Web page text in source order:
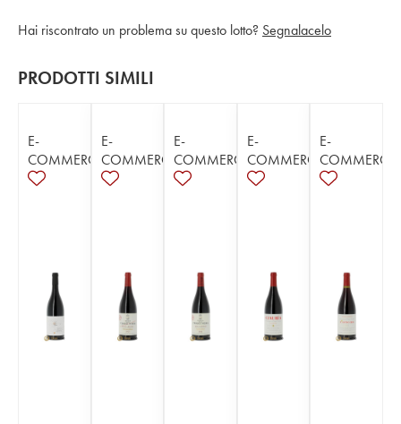
Hai riscontrato un problema su questo lotto? Segnalacelo
PRODOTTI SIMILI
E-
COMMERCE
E-
COMMERCE
E-
COMMERCE
E-
COMMERCE
E-
COMMERCE